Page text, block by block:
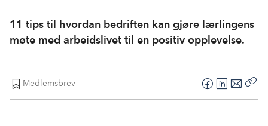
11 tips til hvordan bedriften kan gjøre lærlingens
møte med arbeidslivet til en positiv opplevelse.
Medlemsbrev
F
L
E